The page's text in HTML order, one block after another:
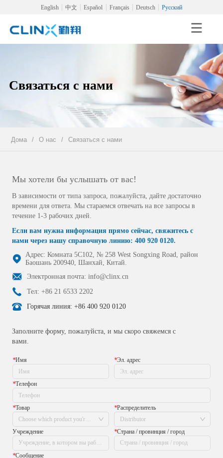
English 中文 Español Français Deutsch Русский
Связаться с нами
Дома / О нас / Связаться с нами
Мы хотели бы услышать от вас!
В зависимости от типа запроса, пожалуйста, дайте достаточно
времени для ответа. Мы стараемся отвечать на все запросы в
течение 1-3 рабочих дней.
Если вам нужна информация прямо сейчас, свяжитесь с
нами через нашу справочную линию: 400 920 0120.
Адрес: Комната 5C102, № 258 West Songxing Road, район
Баошань 200940, Шанхай, Китай.
Электронная почта: info@clinx.cn
Тел: +86 21 6533 2202
Горячая линия: +86 400 920 0120
Заполните форму, пожалуйста, и мы скоро свяжемся с
вами.
*Имя *Эл. адрес
*Телефон
*Товар
Choose which product you're interested in
*Распределитель
Distributor
Учреждение
*Страна / провинция / город
*Сообщение